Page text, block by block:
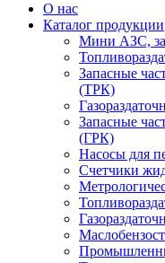
О нас
Каталог продукции
Мини АЗС,
Запасные
(ТРК)
Запасные
(ГРК)
Насосы для
Счетчики